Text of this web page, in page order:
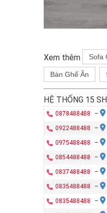
Xem thêm Sofa
Bàn Ghế Ăn
HỆ THỐNG 15
0878488488 –
0922488488 –
0975488488 –
0854488488 –
0837488488 –
0835488488 –
0835488488 –